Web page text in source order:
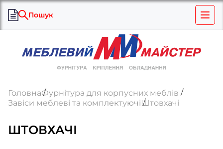
Пошук
ГоловнаФурнітура для корпусних меблів
Завіси меблеві та комплектуючіШтовхачі
ШТОВХАЧІ